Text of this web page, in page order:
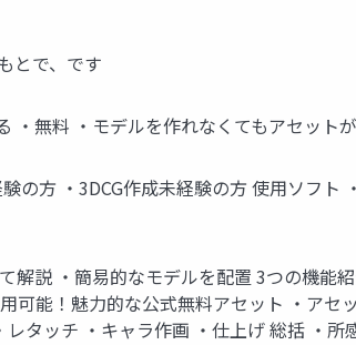
とで、です
・無料 ・モデルを作れなくてもアセット
の方 ・3DCG作成未経験の方 使用ソフト
説 ・簡易的なモデルを配置 3つの機能
可能！魅力的な公式無料アセット ・アセ
タッチ ・キャラ作画 ・仕上げ 総括 ・所